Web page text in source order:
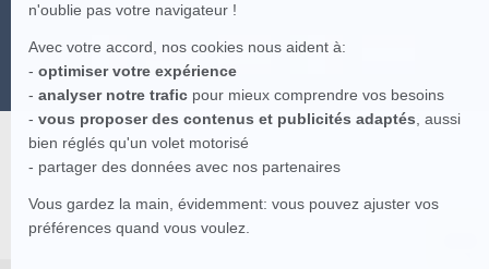
n'oublie pas votre navigateur !
Avec votre accord, nos cookies nous aident à:
- optimiser votre expérience
- analyser notre trafic pour mieux comprendre vos besoins
- vous proposer des contenus et publicités adaptés , aussi
bien réglés qu'un volet motorisé
- partager des données avec nos partenaires
Vous gardez la main, évidemment: vous pouvez ajuster vos
préférences quand vous voulez.